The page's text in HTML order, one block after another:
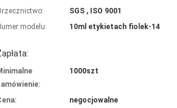
SGS , ISO 9001
modelu:
10ml etykietach fiolek-14
1000szt
negocjowalne